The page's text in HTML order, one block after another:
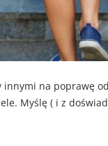
na poprawę
Myślę ( i z